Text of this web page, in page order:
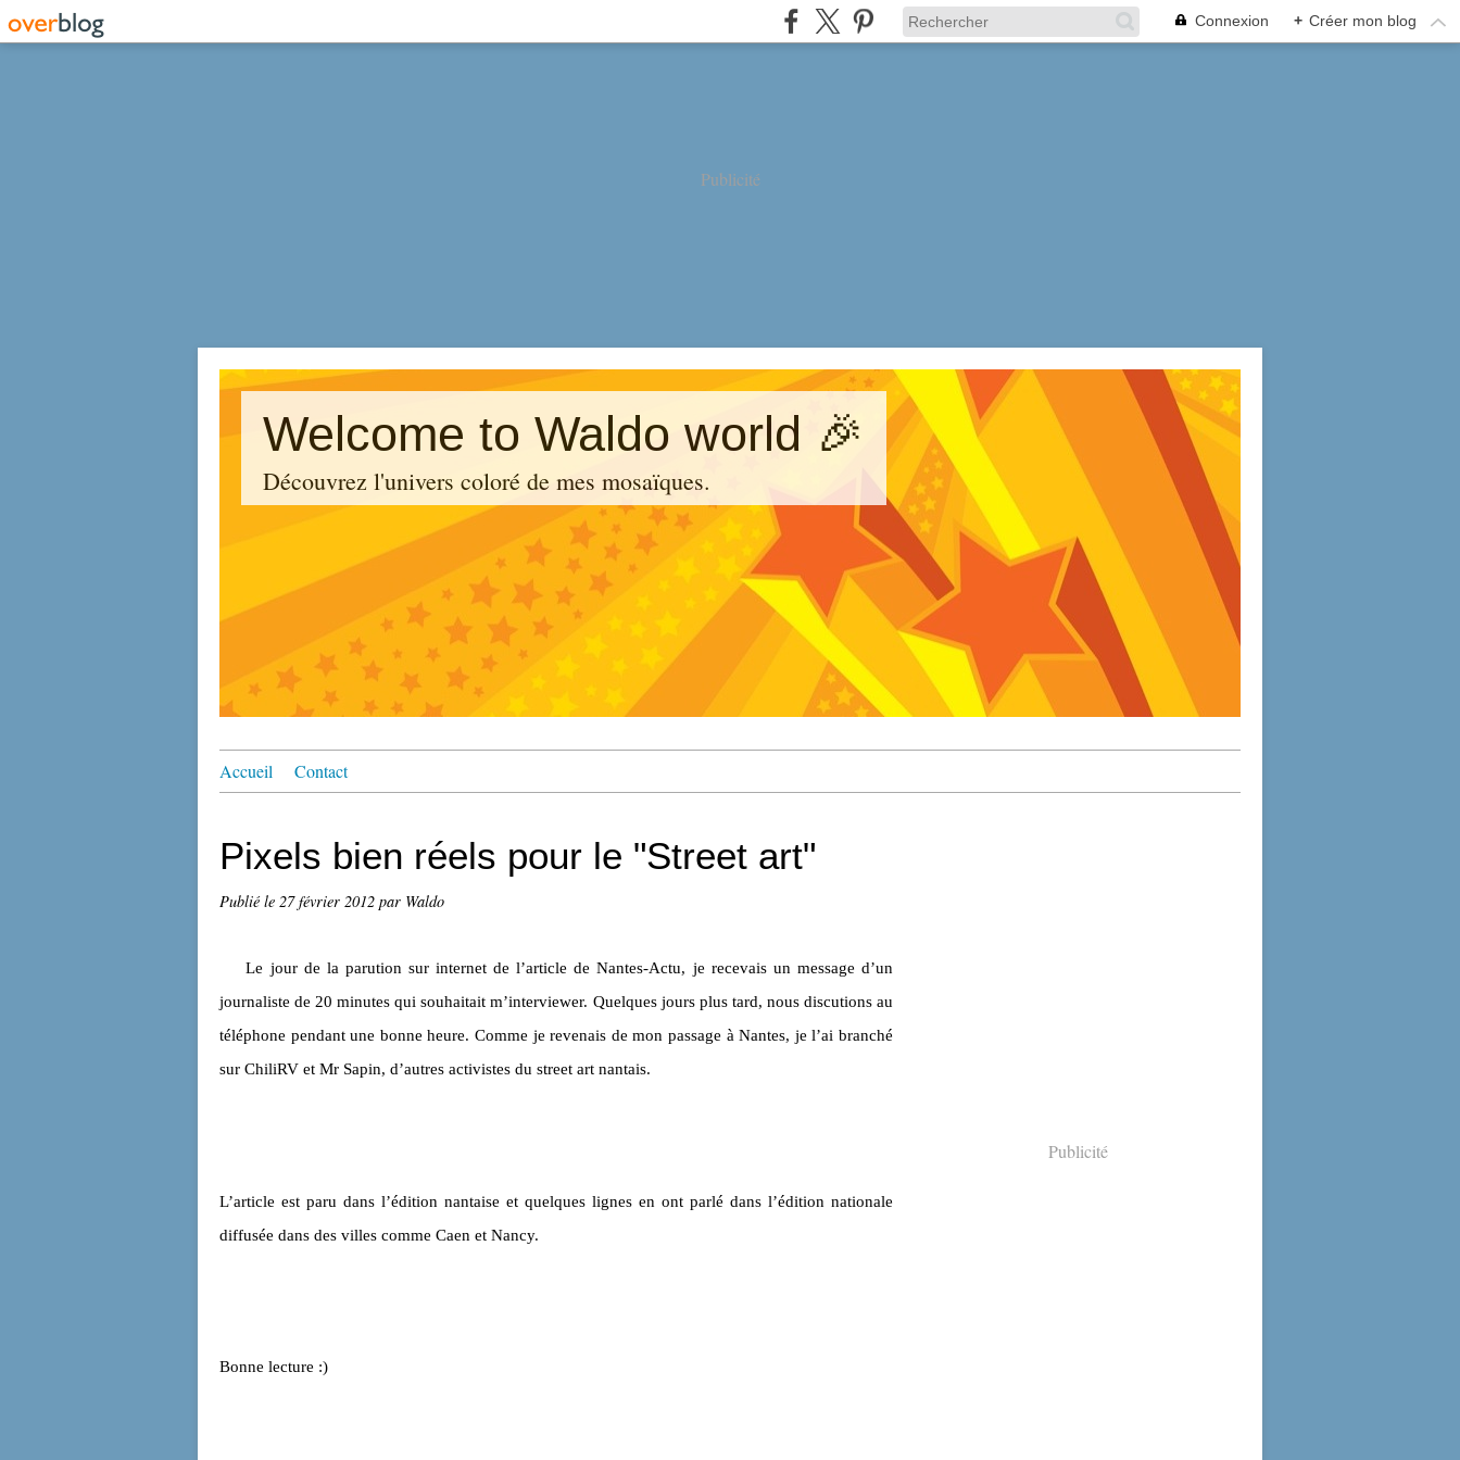
Connexion + Créer mon blog
Publicité
Welcome to Waldo world 🎉
Découvrez l'univers coloré de mes mosaïques.
Accueil Contact
Pixels bien réels pour le "Street art"
Publié le 27 février 2012 par Waldo
Le jour de la parution sur internet de l’article de Nantes-Actu, je recevais un message d’un
journaliste de 20 minutes qui souhaitait m’interviewer. Quelques jours plus tard, nous discutions au
téléphone pendant une bonne heure. Comme je revenais de mon passage à Nantes, je l’ai branché
sur ChiliRV et Mr Sapin, d’autres activistes du street art nantais.
L’article est paru dans l’édition nantaise et quelques lignes en ont parlé dans l’édition nationale
diffusée dans des villes comme Caen et Nancy.
Bonne lecture :)
Publicité